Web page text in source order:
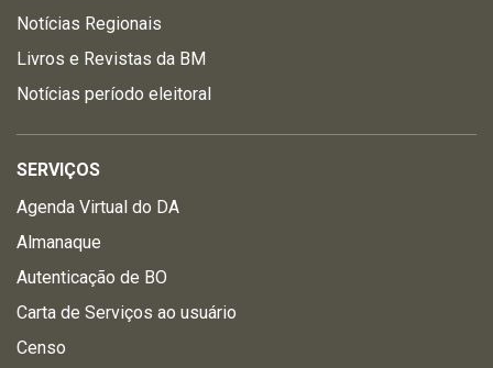
Notícias Regionais
Livros e Revistas da BM
Notícias período eleitoral
SERVIÇOS
Agenda Virtual do DA
Almanaque
Autenticação de BO
Carta de Serviços ao usuário
Censo